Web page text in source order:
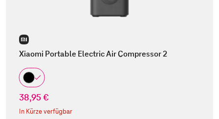
Xiaomi Portable Electric Air Compressor 2
38,95 €
In Kürze verfügbar